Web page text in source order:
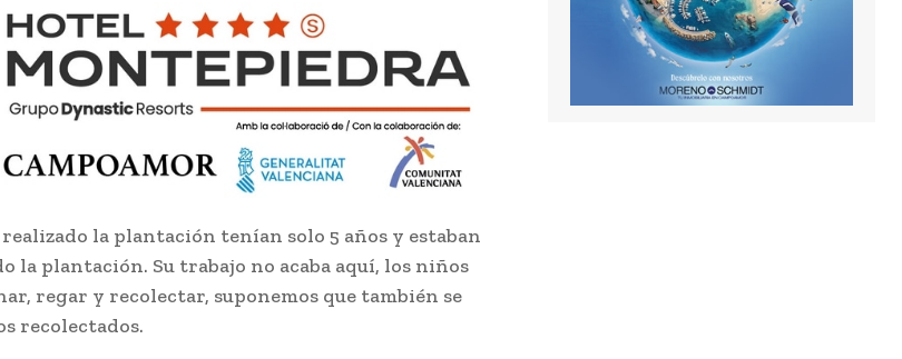
la plantación tenían solo 5 años y estaban
la plantación. Su trabajo no acaba aquí, los niños
regar y recolectar, suponemos que también se
recolectados.